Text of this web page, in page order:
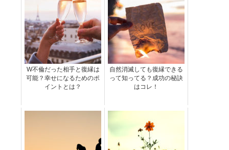
W不倫だった相手と復縁は
可能？幸せになるためのポ
イントとは？
自然消滅しても復縁できる
って知ってる？成功の秘訣
はコレ！